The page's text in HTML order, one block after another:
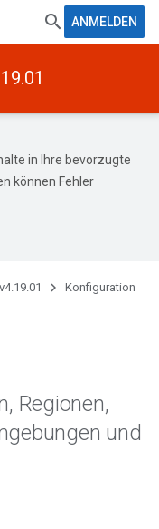
ANMELDEN
in Ihre bevorzugte
können Fehler
v4.19.01 Konfiguration
, Regionen,
und